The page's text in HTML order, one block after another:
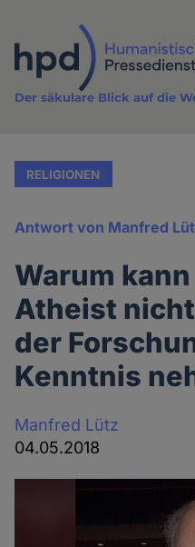
Inhalt
Der säkulare Blick auf die
RELIGIONEN
Antwort von Manfred
Warum
Atheist
der
Kenntnis
Manfred Lütz
04.05.2018